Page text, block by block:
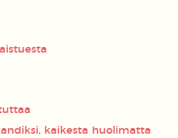
kaikesta huolimatta